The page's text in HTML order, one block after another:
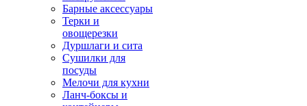
Барные аксессуары
Терки и
овощерезки
Дуршлаги и сита
Сушилки для
посуды
Мелочи для кухни
Ланч-боксы и